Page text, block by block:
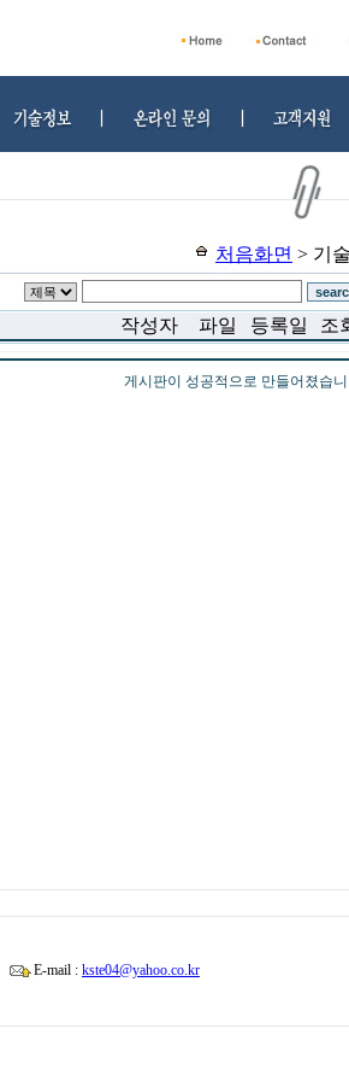
처음화면 > 기
작성자 파일 등록일 조
게시판이 성공적으로 만들어졌습니
E-mail : kste04@yahoo.co.kr